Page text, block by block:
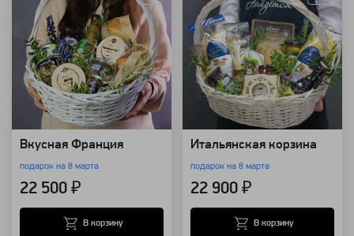
Вкусная Франция
подарок на 8 марта
22 500 ₽
В корзину
Итальянская корзина
подарок на 8 марта
22 900 ₽
В корзину